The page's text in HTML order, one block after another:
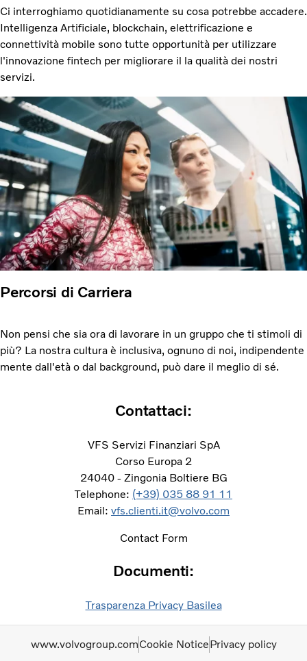
Ci interroghiamo quotidianamente su cosa potrebbe accadere.
Intelligenza Artificiale, blockchain, elettrificazione e
connettività mobile sono tutte opportunità per utilizzare
l'innovazione fintech per migliorare il la qualità dei nostri
servizi.
Percorsi di Carriera
Non pensi che sia ora di lavorare in un gruppo che ti stimoli di
più? La nostra cultura è inclusiva, ognuno di noi, indipendente
mente dall'età o dal background, può dare il meglio di sé.
Contattaci:​
VFS Servizi Finanziari SpA
Corso Europa 2
24040 - Zingonia Boltiere BG
Telephone: (+39) 035 88 91 11
Email: vfs.clienti.it@volvo.com
Contact Form
Documenti:​
Trasparenza Privacy Basilea
www.volvogroup.comCookie NoticePrivacy policy